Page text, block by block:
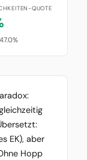
QUOTE
EK), aber
Hopp